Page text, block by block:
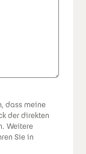
dass meine
der direkten
Weitere
Sie in